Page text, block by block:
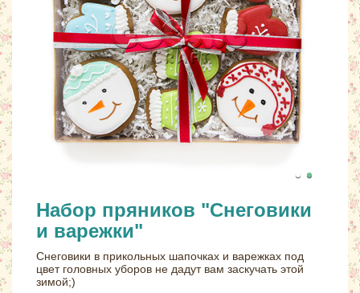
Набор пряников "Снеговики
и варежки"
Снеговики в прикольных шапочках и варежках под
цвет головных уборов не дадут вам заскучать этой
зимой;)